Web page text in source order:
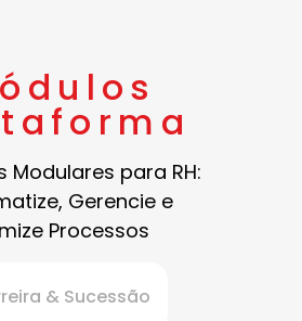
Modulares para RH:
Gerencie e
Processos
& Sucessão